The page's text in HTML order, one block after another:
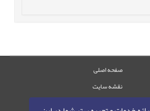
صفحه اصلی
نقشه سایت